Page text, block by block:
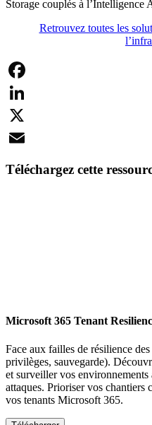
Storage couplés à l’Intelligence
Retrouvez toutes les
Facebook
LinkedIn
X
Téléchargez cette
Microsoft 365 Tenant
Face aux failles de résilience
privilèges, sauvegarde).
et surveiller vos
attaques. Prioriser vos chantiers
vos tenants Microsoft 365.